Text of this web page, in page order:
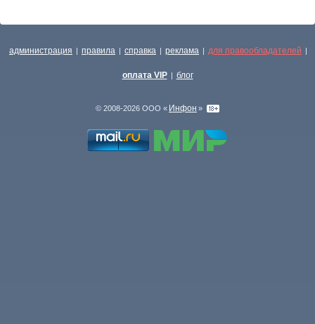
администрация | правила | справка | реклама | для правообладателей |
оплата VIP | блог
© 2008-2026 ООО « Инфон »